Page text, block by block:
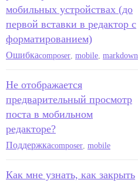
мобильных устройствах (до
первой вставки в редактор с
форматированием)
Ошибкаcomposer mobile markdown
Не отображается
предварительный просмотр
поста в мобильном
редакторе?
Поддержкаcomposer mobile
Как мне узнать, как закрыть